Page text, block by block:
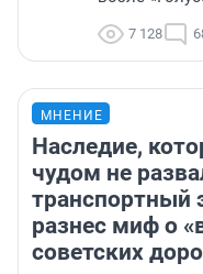
7 128
МНЕНИЕ
Наследие,
чудом не
транспортный
разнес миф о
советских